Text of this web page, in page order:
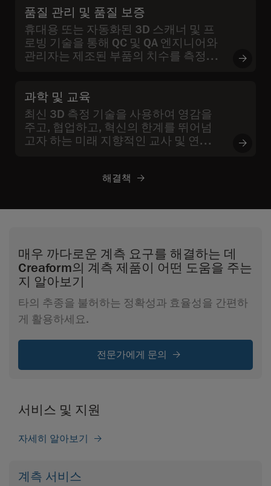
품질 관리 및 품질 보증
휴대용 또는 자동화된 3D 스캐너 및 프
로빙 기술을 통해 QC 및 QA 엔지니어와
관리자는 제조된 부품의 치수를 측정하
을 수 있습니다
과학 및 교육
최신 3D 측정 기술을 사용하여 영감을
주고, 협업하고, 혁신의 한계를 뛰어넘
고자 하는 미래 지향적인 교사 및 연구원
해결책
매우 까다로운 계측 요구를 해결하는 데
Creaform의 계측 제품이 어떤 도움을 주는
지 알아보기
타의 추종을 불허하는 정확성과 효율성을 간편하
게 활용하세요.
전문가에게 문의
서비스 및 지원
자세히 알아보기
계측 서비스